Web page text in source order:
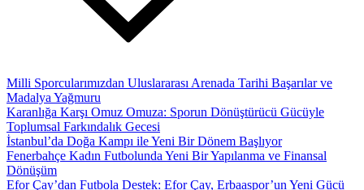
Milli Sporcularımızdan Uluslararası Arenada Tarihi Başarılar ve
Madalya Yağmuru
Karanlığa Karşı Omuz Omuza: Sporun Dönüştürücü Gücüyle
Toplumsal Farkındalık Gecesi
İstanbul’da Doğa Kampı ile Yeni Bir Dönem Başlıyor
Fenerbahçe Kadın Futbolunda Yeni Bir Yapılanma ve Finansal
Dönüşüm
Efor Çay’dan Futbola Destek: Efor Çay, Erbaaspor’un Yeni Gücü